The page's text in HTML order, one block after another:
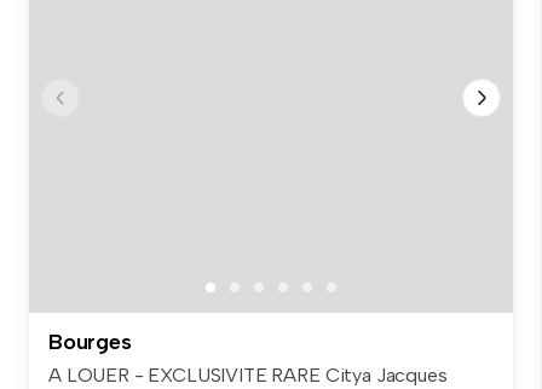
Bourges
A LOUER - EXCLUSIVITE RARE Citya Jacques